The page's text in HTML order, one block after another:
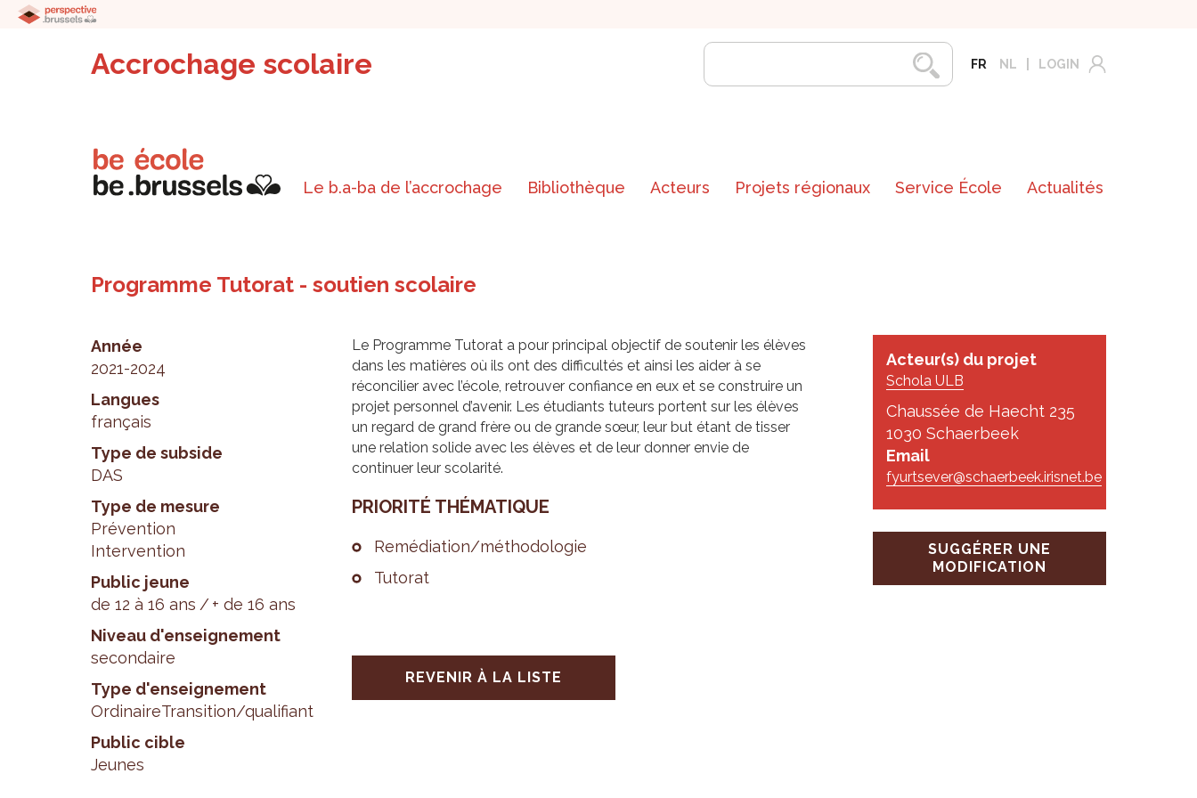
Accrochage scolaire FR NL LOGIN
Le b.a-ba de l’accrochage Bibliothèque Acteurs Projets régionaux Service École Actualités
Programme Tutorat - soutien scolaire
Année
2021-2024
Langues
français
Type de subside
DAS
Type de mesure
Prévention
Intervention
Public jeune
de 12 à 16 ans
+ de 16 ans
Niveau d'enseignement
secondaire
Type d'enseignement
OrdinaireTransition/qualifiant
Public cible
Jeunes
Acteur(s) du projet
Schola ULB
Chaussée de Haecht 235
1030 Schaerbeek
Email
fyurtsever@schaerbeek.irisnet.be
SUGGÉRER UNE
MODIFICATION
Le Programme Tutorat a pour principal objectif de soutenir les élèves
dans les matières où ils ont des difficultés et ainsi les aider à se
réconcilier avec l’école, retrouver confiance en eux et se construire un
projet personnel d’avenir. Les étudiants tuteurs portent sur les élèves
un regard de grand frère ou de grande sœur, leur but étant de tisser
une relation solide avec les élèves et de leur donner envie de
continuer leur scolarité.
PRIO­RITÉ THÉ­MA­TIQUE
Remé­dia­tion/métho­do­lo­gie
Tuto­rat
REVENIR À LA LISTE